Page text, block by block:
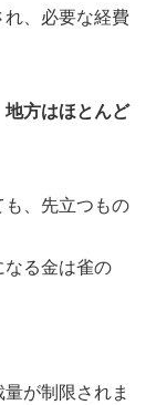
れ、必要な経費
地方はほとんど
、先立つもの
なる金は雀の
が制限されま